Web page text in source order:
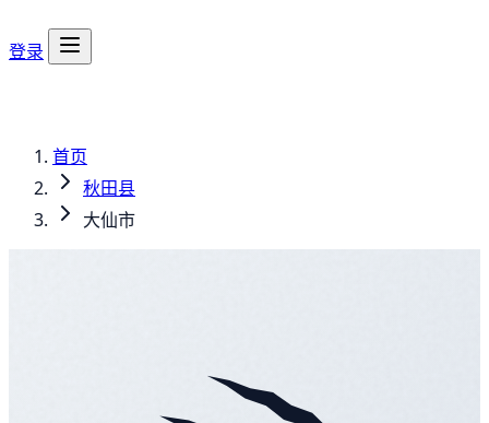
登录
首页
秋田县
大仙市